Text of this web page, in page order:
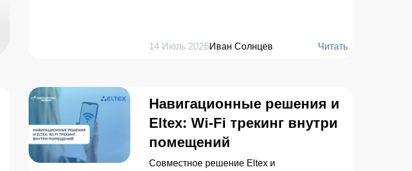
не эксперимент — это способ выжать
14 Июль 2026Иван Солнцев Читать
Навигационные решения и
Eltex: Wi-Fi трекинг внутри
помещений
Совместное решение Eltex и